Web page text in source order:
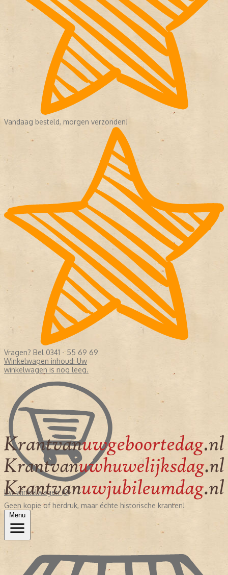
Vandaag besteld, morgen verzonden!
Vragen? Bel 0341 - 55 69 69
Winkelwagen inhoud: Uw
winkelwagen is nog leeg.
Uw winkelwagen (0)
Geen kopie of herdruk, maar échte historische kranten!
Menu